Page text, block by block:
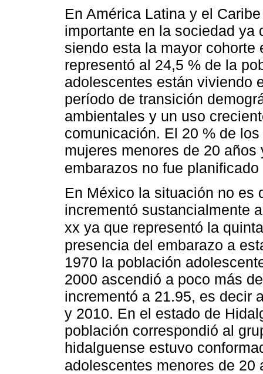
En América Latina y el
importante en la sociedad ya
siendo esta la mayor
representó al 24,5 % de la
adolescentes están viviendo
período de transición
ambientales y un uso
comunicación. El 20 % de
mujeres menores de 20
embarazos no fue planificado
En México la situación no es
incrementó sustancialmente
xx ya que representó la
presencia del embarazo a
1970 la población
2000 ascendió a poco más
incrementó a 21.95, es decir
y 2010. En el estado de
población correspondió al
hidalguense estuvo
adolescentes menores de